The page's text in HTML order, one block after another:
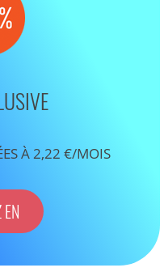
À 2,22 €/MOIS